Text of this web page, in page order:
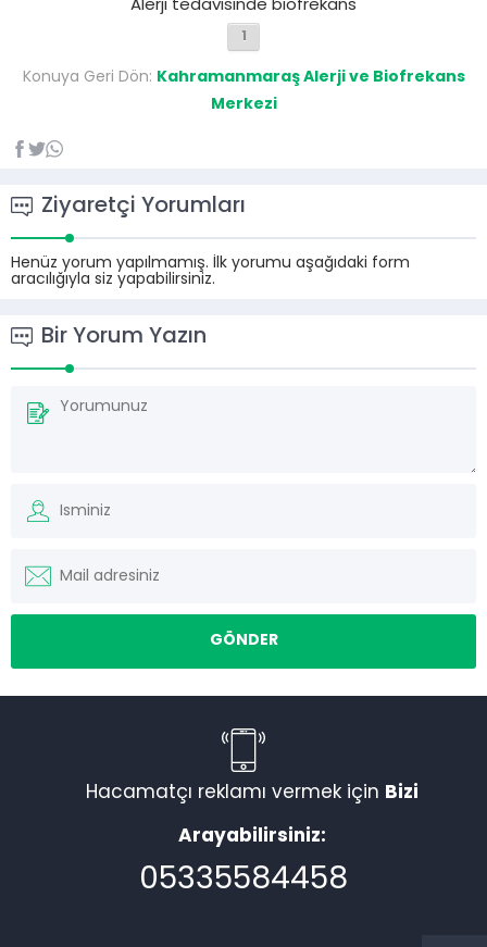
Alerji tedavisinde biofrekans
Konuya Geri Dön: Kahramanmaraş Alerji ve Biofrekans
Merkezi
Ziyaretçi Yorumları
Henüz yorum yapılmamış. İlk yorumu aşağıdaki form
aracılığıyla siz yapabilirsiniz.
Bir Yorum Yazın
Hacamatçı reklamı vermek için Bizi
Arayabilirsiniz:
05335584458